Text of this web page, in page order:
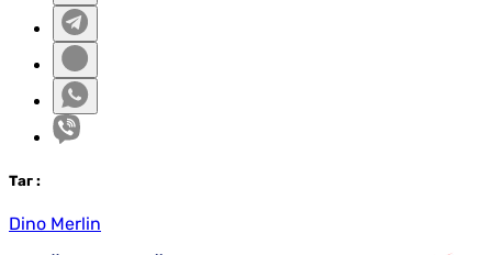
Таг :
Dino Merlin